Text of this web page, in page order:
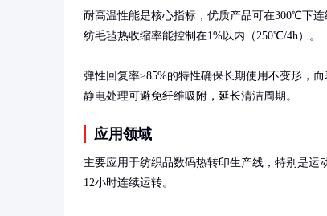
耐高温性能是核心指标，优质产品可在300℃下
纺毛毡热收缩率能控制在1%以内（250℃/4h）。
弹性回复率≥85%的特性确保长期使用不变形，
静电处理可避免纤维吸附，延长清洁周期。
应用领域
主要应用于纺织品数码热转印生产线，特别是
12小时连续运转。